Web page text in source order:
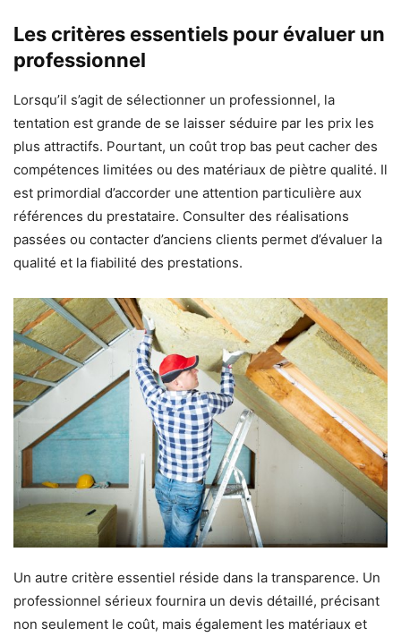
Les critères essentiels pour évaluer un
professionnel
Lorsqu’il s’agit de sélectionner un professionnel, la
tentation est grande de se laisser séduire par les prix les
plus attractifs. Pourtant, un coût trop bas peut cacher des
compétences limitées ou des matériaux de piètre qualité. Il
est primordial d’accorder une attention particulière aux
références du prestataire. Consulter des réalisations
passées ou contacter d’anciens clients permet d’évaluer la
qualité et la fiabilité des prestations.
Un autre critère essentiel réside dans la transparence. Un
professionnel sérieux fournira un devis détaillé, précisant
non seulement le coût, mais également les matériaux et